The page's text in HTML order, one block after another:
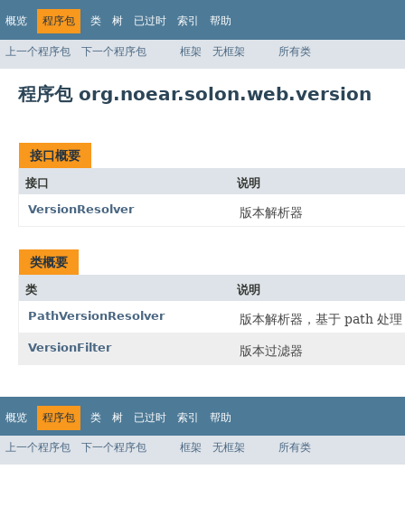
概览 程序包 类 树 已过时 索引 帮助
上一个程序包 下一个程序包 框架 无框架 所有类
程序包 org.noear.solon.web.version
接口概要
接口
说明
VersionResolver
版本解析器
类概要
类
说明
PathVersionResolver
版本解析器，基于 path 处理
VersionFilter 版本过滤器
概览 程序包 类 树 已过时 索引 帮助
上一个程序包 下一个程序包 框架 无框架 所有类